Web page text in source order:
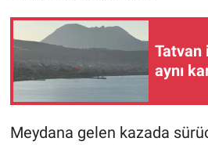
Tatvan
aynı
Meydana gelen kazada